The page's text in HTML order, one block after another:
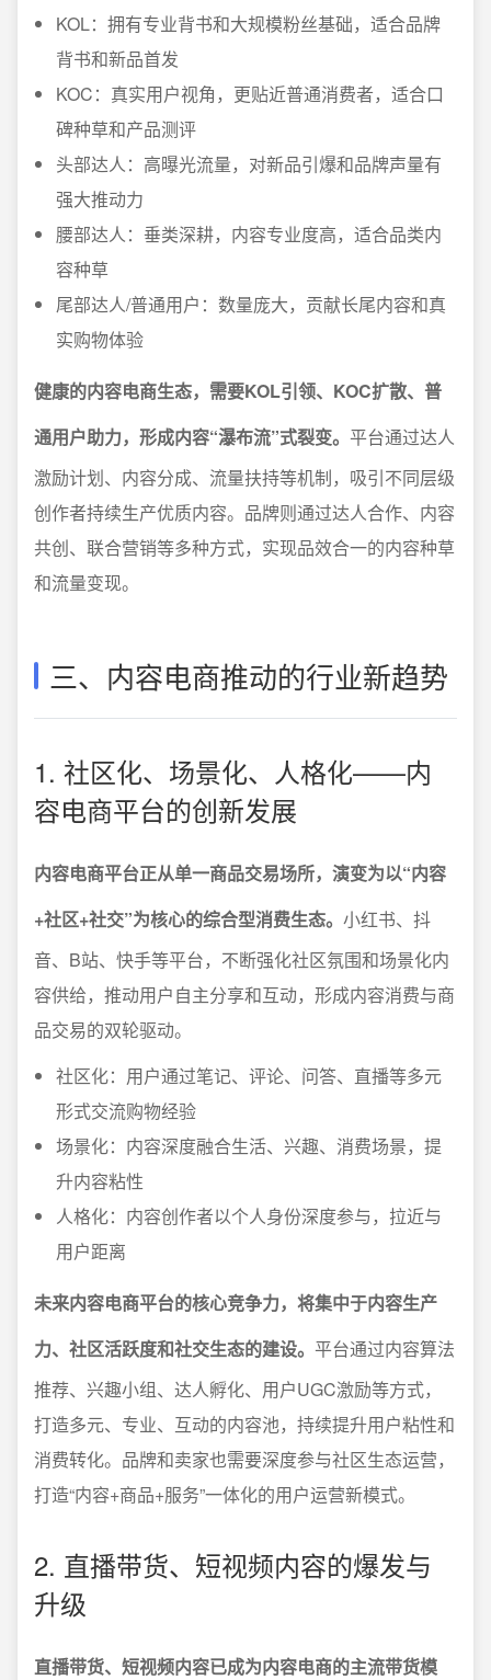
KOL：拥有专业背书和大规模粉丝基础，适合品牌
背书和新品首发
KOC：真实用户视角，更贴近普通消费者，适合口
碑种草和产品测评
头部达人：高曝光流量，对新品引爆和品牌声量有
强大推动力
腰部达人：垂类深耕，内容专业度高，适合品类内
容种草
尾部达人/普通用户：数量庞大，贡献长尾内容和真
实购物体验
健康的内容电商生态，需要KOL引领、KOC扩散、普
通用户助力，形成内容“瀑布流”式裂变。 平台通过达人
激励计划、内容分成、流量扶持等机制，吸引不同层级
创作者持续生产优质内容。品牌则通过达人合作、内容
共创、联合营销等多种方式，实现品效合一的内容种草
和流量变现。
三、内容电商推动的行业新趋势
1. 社区化、场景化、人格化——内
容电商平台的创新发展
内容电商平台正从单一商品交易场所，演变为以“内容
+社区+社交”为核心的综合型消费生态。 小红书、抖
音、B站、快手等平台，不断强化社区氛围和场景化内
容供给，推动用户自主分享和互动，形成内容消费与商
品交易的双轮驱动。
社区化：用户通过笔记、评论、问答、直播等多元
形式交流购物经验
场景化：内容深度融合生活、兴趣、消费场景，提
升内容粘性
人格化：内容创作者以个人身份深度参与，拉近与
用户距离
未来内容电商平台的核心竞争力，将集中于内容生产
力、社区活跃度和社交生态的建设。 平台通过内容算法
推荐、兴趣小组、达人孵化、用户UGC激励等方式，
打造多元、专业、互动的内容池，持续提升用户粘性和
消费转化。品牌和卖家也需要深度参与社区生态运营，
打造“内容+商品+服务”一体化的用户运营新模式。
2. 直播带货、短视频内容的爆发与
升级
直播带货、短视频内容已成为内容电商的主流带货模